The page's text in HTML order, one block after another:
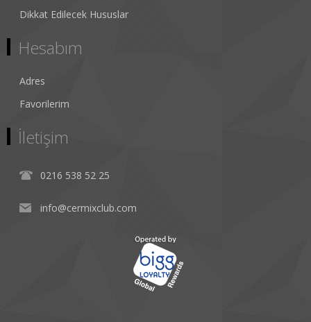
Dikkat Edilecek Hususlar
Hesabım
Adres
Favorilerim
İletişim
0216 538 52 25
info@cermixclub.com